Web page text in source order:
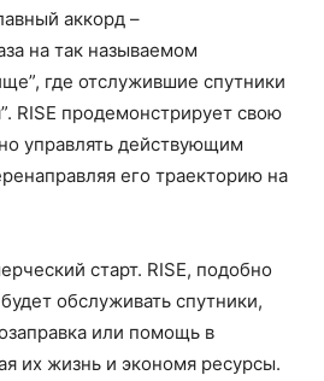
аккорд –
на так называемом
где отслужившие спутники
RISE продемонстрирует свою
управлять действующим
его траекторию на
старт. RISE, подобно
обслуживать спутники,
или помощь в
их жизнь и экономя ресурсы.